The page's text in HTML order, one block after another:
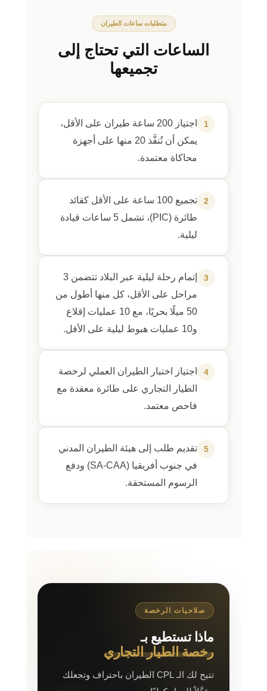
متطلبات ساعات الطيران
الساعات التي تحتاج إلى
تجميعها
1
اجتياز 200 ساعة طيران على الأقل،
يمكن أن تُنفَّذ 20 منها على أجهزة
محاكاة معتمدة.
2
تجميع 100 ساعة على الأقل كقائد
طائرة (PIC)، تشمل 5 ساعات قيادة
ليلية.
3
إتمام رحلة ليلية عبر البلاد تتضمن 3
مراحل على الأقل، كل منها أطول من
50 ميلًا بحريًا، مع 10 عمليات إقلاع
و10 عمليات هبوط ليلية على الأقل.
4
اجتياز اختبار الطيران العملي لرخصة
الطيار التجاري على طائرة معقدة مع
فاحص معتمد.
5
تقديم طلب إلى هيئة الطيران المدني
في جنوب أفريقيا (SA-CAA) ودفع
الرسوم المستحقة.
صلاحيات الرخصة
ماذا تستطيع بـ
رخصة الطيار التجاري
تتيح لك الـ CPL الطيران باحتراف وتجعلك